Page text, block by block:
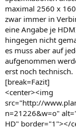
maximal 2560 x
zwar immer in
eine Angabe je
hingegen nicht
es muss aber auf
aufgenommen
erst noch technisch.
[break=Fazit]
<center><img
src="http://
n=21226&w=o"
HD" border="1"></